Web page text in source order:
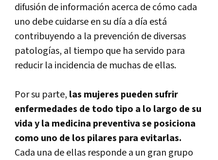
difusión de información acerca de cómo cada
uno debe cuidarse en su día a día está
contribuyendo a la prevención de diversas
patologías, al tiempo que ha servido para
reducir la incidencia de muchas de ellas.
Por su parte, las mujeres pueden sufrir
enfermedades de todo tipo a lo largo de su
vida y la medicina preventiva se posiciona
como uno de los pilares para evitarlas.
Cada una de ellas responde a un gran grupo